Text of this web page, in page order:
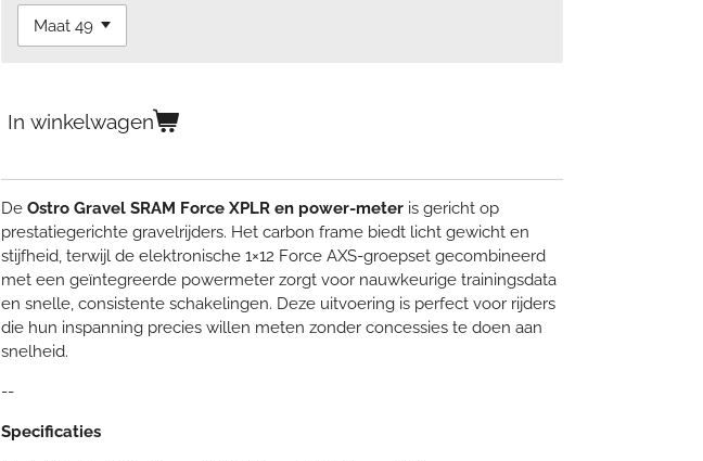
In winkelwagen
De Ostro Gravel SRAM Force XPLR en power-meter is gericht op
prestatiegerichte gravelrijders. Het carbon frame biedt licht gewicht en
stijfheid, terwijl de elektronische 1×12 Force AXS-groepset gecombineerd
met een geïntegreerde powermeter zorgt voor nauwkeurige trainingsdata
en snelle, consistente schakelingen. Deze uitvoering is perfect voor rijders
die hun inspanning precies willen meten zonder concessies te doen aan
snelheid.
--
Specificaties